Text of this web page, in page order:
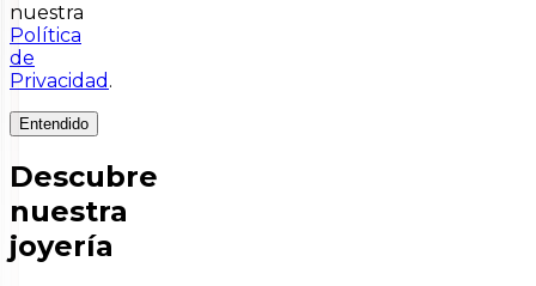
nuestra
Política
de
Privacidad .
Entendido
Descubre
nuestra
joyería